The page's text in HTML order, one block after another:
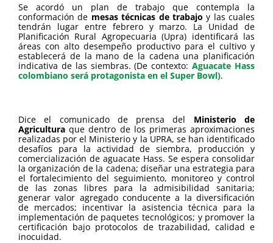
Se acordó un plan de trabajo que contempla la
conformación de mesas técnicas de trabajoy las cuales
tendrán lugar entre febrero y marzo. La Unidad de
Planificación Rural Agropecuaria (Upra) identificará las
áreas con alto desempeño productivo para el cultivo y
establecerá de la mano de la cadena una planificación
indicativa de las siembras. (De contexto:Aguacate Hass
colombiano será protagonista en el Super Bowl).
Dice el comunicado de prensa del Ministerio de
Agricultura que dentro de los primeras aproximaciones
realizadas por el Ministerio y la UPRA, se han identificado
desafíos para la actividad de siembra, producción y
comercialización de aguacate Hass. Se espera consolidar
la organización de la cadena; diseñar una estrategia para
el fortalecimiento del seguimiento, monitoreo y control
de las zonas libres para la admisibilidad sanitaria;
generar valor agregado conducente a la diversificación
de mercados; incentivar la asistencia técnica para la
implementación de paquetes tecnológicos; y promover la
certificación bajo protocolos de trazabilidad, calidad e
inocuidad.